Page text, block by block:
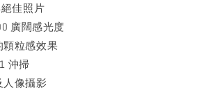
佳照片
廣闊感光度
顆粒感效果
沖掃
人像攝影